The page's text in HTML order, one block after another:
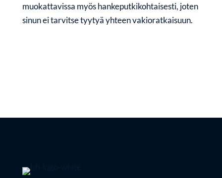
muokattavissa myös hankeputkikohtaisesti, joten
sinun ei tarvitse tyytyä yhteen vakioratkaisuun.